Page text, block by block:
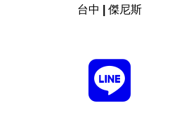
台中 | 傑尼斯